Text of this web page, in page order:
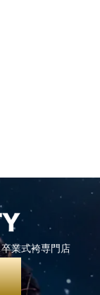
業式袴専門店